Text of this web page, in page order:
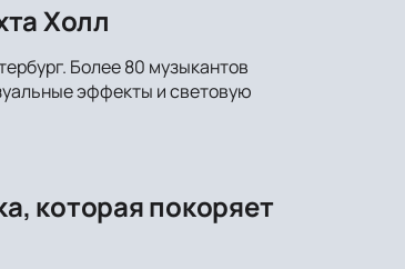
Холл
Более 80 музыкантов
эффекты и световую
которая покоряет